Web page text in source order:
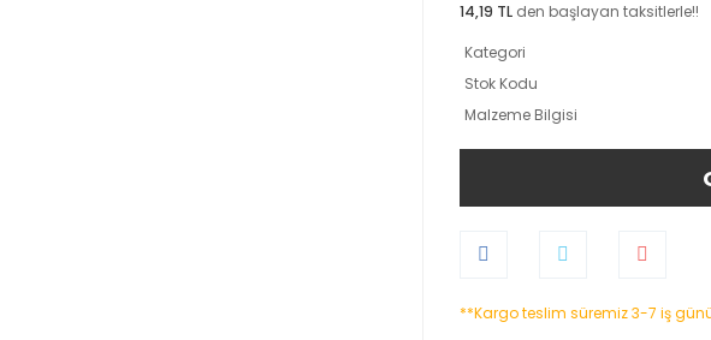
14,19 TL den başlayan taksitlerle!!
Kategori
Stok Kodu
Malzeme Bilgisi
**Kargo teslim süremiz 3-7 iş